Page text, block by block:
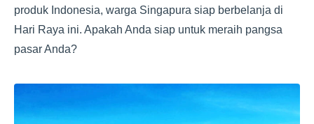
produk Indonesia, warga Singapura siap berbelanja di
Hari Raya ini. Apakah Anda siap untuk meraih pangsa
pasar Anda?